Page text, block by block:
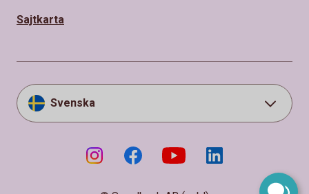
Sajtkarta
Svenska